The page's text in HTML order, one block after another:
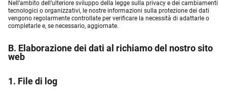
Nell’ambito dell’ulteriore sviluppo della legge sulla privacy e dei cambiamenti
tecnologici o organizzativi, le nostre informazioni sulla protezione dei dati
vengono regolarmente controllate per verificare la necessità di adattarle o
completarle e, se necessario, aggiornate.
B. Elaborazione dei dati al richiamo del nostro sito
web
1. File di log